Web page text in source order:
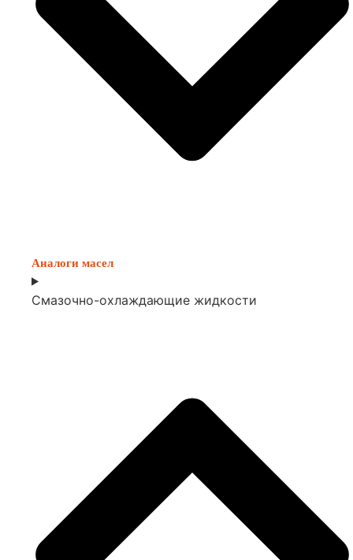
Аналоги масел
Смазочно-охлаждающие жидкости